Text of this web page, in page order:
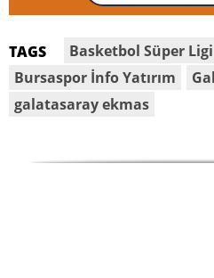
TAGS Basketbol Süper Ligi
Bursaspor İnfo Yatırım
galatasaray ekmas